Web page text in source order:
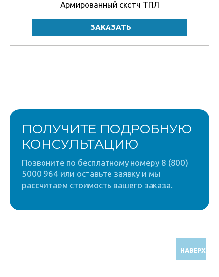
Армированный скотч ТПЛ
ПОЛУЧИТЕ ПОДРОБНУЮ
КОНСУЛЬТАЦИЮ
Позвоните по бесплатному номеру 8 (800)
5000 964 или оставьте заявку и мы
рассчитаем стоимость вашего заказа.
НАВЕРХ